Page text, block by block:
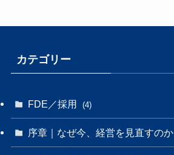
カテゴリー
FDE／採用 (4)
序章｜なぜ今、経営を見直すのか